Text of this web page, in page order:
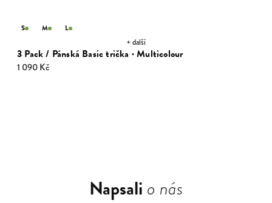
3 Pack / Pánská Basic trička · Multicolour
1 090 Kč
S M L
+ další
Napsali o nás